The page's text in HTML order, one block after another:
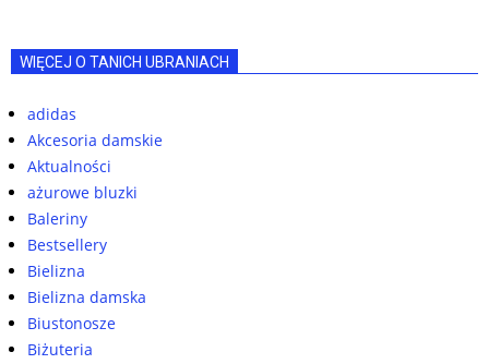
WIĘCEJ O TANICH UBRANIACH
adidas
Akcesoria damskie
Aktualności
ażurowe bluzki
Baleriny
Bestsellery
Bielizna
Bielizna damska
Biustonosze
Biżuteria